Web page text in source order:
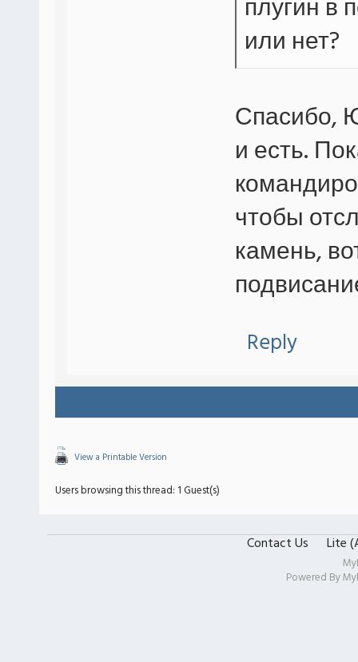
плугин в
или нет?
Спасибо,
и есть.
чтобы
камень,
Reply
View a Printable Version
Users browsing this thread: 1 Guest(s)
Contact Us Lite
Powered By